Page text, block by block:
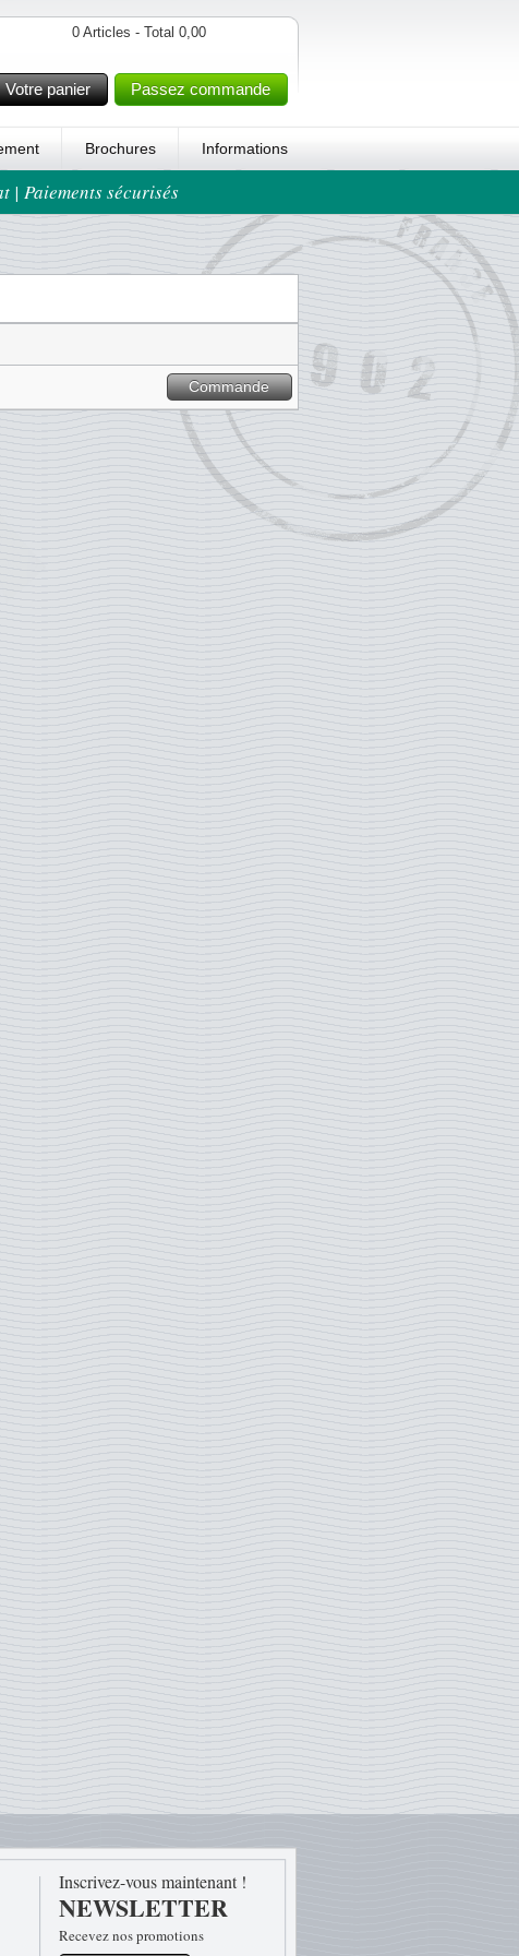
0 Articles - Total 0,00
Votre panier Passez commande
Brochures Informations
| Paiements sécurisés
Commande
Inscrivez-vous maintenant !
NEWSLETTER
Recevez nos promotions